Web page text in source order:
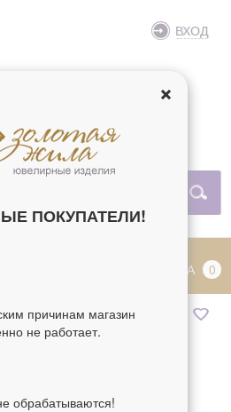
ВХОД
КОРЗИНА 0
ПОКУПАТЕЛИ!
причинам магазин
не работает.
обрабатываются!